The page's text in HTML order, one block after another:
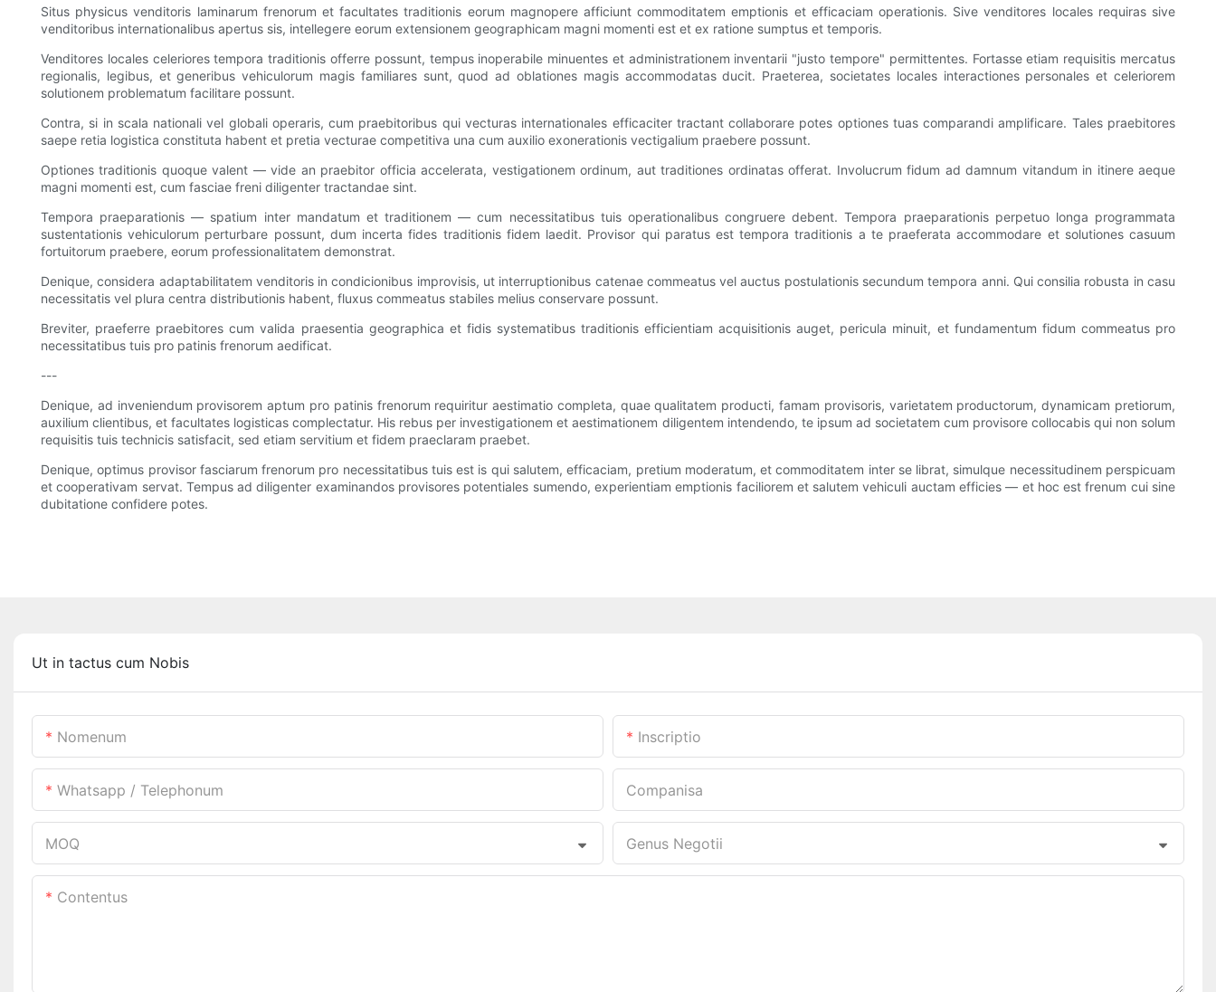
Situs physicus venditoris laminarum frenorum et facultates traditionis eorum magnopere afficiunt commoditatem emptionis et efficaciam operationis. Sive venditores locales requiras sive
venditoribus internationalibus apertus sis, intellegere eorum extensionem geographicam magni momenti est et ex ratione sumptus et temporis.
Venditores locales celeriores tempora traditionis offerre possunt, tempus inoperabile minuentes et administrationem inventarii "justo tempore" permittentes. Fortasse etiam requisitis mercatus
regionalis, legibus, et generibus vehiculorum magis familiares sunt, quod ad oblationes magis accommodatas ducit. Praeterea, societates locales interactiones personales et celeriorem
solutionem problematum facilitare possunt.
Contra, si in scala nationali vel globali operaris, cum praebitoribus qui vecturas internationales efficaciter tractant collaborare potes optiones tuas comparandi amplificare. Tales praebitores
saepe retia logistica constituta habent et pretia vecturae competitiva una cum auxilio exonerationis vectigalium praebere possunt.
Optiones traditionis quoque valent — vide an praebitor officia accelerata, vestigationem ordinum, aut traditiones ordinatas offerat. Involucrum fidum ad damnum vitandum in itinere aeque
magni momenti est, cum fasciae freni diligenter tractandae sint.
Tempora praeparationis — spatium inter mandatum et traditionem — cum necessitatibus tuis operationalibus congruere debent. Tempora praeparationis perpetuo longa programmata
sustentationis vehiculorum perturbare possunt, dum incerta fides traditionis fidem laedit. Provisor qui paratus est tempora traditionis a te praeferata accommodare et solutiones casuum
fortuitorum praebere, eorum professionalitatem demonstrat.
Denique, considera adaptabilitatem venditoris in condicionibus improvisis, ut interruptionibus catenae commeatus vel auctus postulationis secundum tempora anni. Qui consilia robusta in casu
necessitatis vel plura centra distributionis habent, fluxus commeatus stabiles melius conservare possunt.
Breviter, praeferre praebitores cum valida praesentia geographica et fidis systematibus traditionis efficientiam acquisitionis auget, pericula minuit, et fundamentum fidum commeatus pro
necessitatibus tuis pro patinis frenorum aedificat.
---
Denique, ad inveniendum provisorem aptum pro patinis frenorum requiritur aestimatio completa, quae qualitatem producti, famam provisoris, varietatem productorum, dynamicam pretiorum,
auxilium clientibus, et facultates logisticas complectatur. His rebus per investigationem et aestimationem diligentem intendendo, te ipsum ad societatem cum provisore collocabis qui non solum
requisitis tuis technicis satisfacit, sed etiam servitium et fidem praeclaram praebet.
Denique, optimus provisor fasciarum frenorum pro necessitatibus tuis est is qui salutem, efficaciam, pretium moderatum, et commoditatem inter se librat, simulque necessitudinem perspicuam
et cooperativam servat. Tempus ad diligenter examinandos provisores potentiales sumendo, experientiam emptionis faciliorem et salutem vehiculi auctam efficies — et hoc est frenum cui sine
dubitatione confidere potes.
Ut in tactus cum Nobis
Nomenum Inscriptio
Whatsapp / Telephonum Companisa
MOQ Genus Negotii
Contentus